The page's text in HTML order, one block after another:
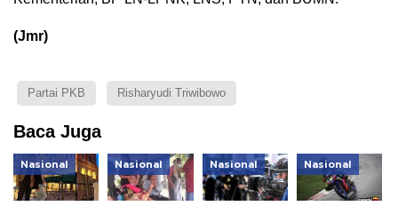
(Jmr)
Partai PKB Risharyudi Triwibowo
Baca Juga
Nasional Nasional Nasional Nasional